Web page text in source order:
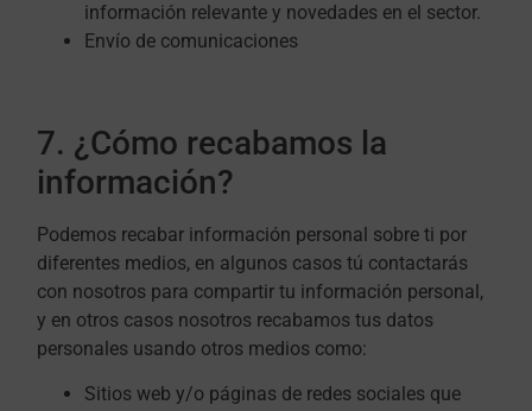
información relevante y novedades en el sector.
Envío de comunicaciones
7. ¿Cómo recabamos la
información?
Podemos recabar información personal sobre ti por
diferentes medios, en algunos casos tú contactarás
con nosotros para compartir tu información personal,
y en otros casos nosotros recabamos tus datos
personales usando otros medios como:
Sitios web y/o páginas de redes sociales que